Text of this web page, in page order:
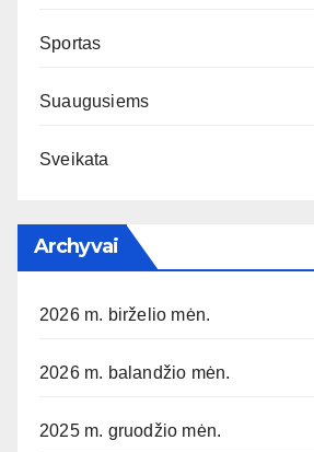
Sportas
Suaugusiems
Sveikata
Archyvai
2026 m. birželio mėn.
2026 m. balandžio mėn.
2025 m. gruodžio mėn.